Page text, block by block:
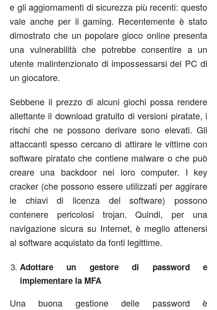
e gli aggiornamenti di sicurezza più recenti: questo
vale anche per il gaming. Recentemente è stato
dimostrato che un popolare gioco online presenta
una vulnerabilità che potrebbe consentire a un
utente malintenzionato di impossessarsi del PC di
un giocatore.
Sebbene il prezzo di alcuni giochi possa rendere
allettante il download gratuito di versioni piratate, i
rischi che ne possono derivare sono elevati. Gli
attaccanti spesso cercano di attirare le vittime con
software piratato che contiene malware o che può
creare una backdoor nei loro computer. I key
cracker (che possono essere utilizzati per aggirare
le chiavi di licenza del software) possono
contenere pericolosi trojan. Quindi, per una
navigazione sicura su Internet, è meglio attenersi
al software acquistato da fonti legittime.
Adottare un gestore di password e
implementare la MFA
Una buona gestione delle password è